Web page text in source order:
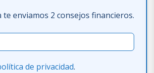
te enviamos 2 consejos financieros.
de privacidad.